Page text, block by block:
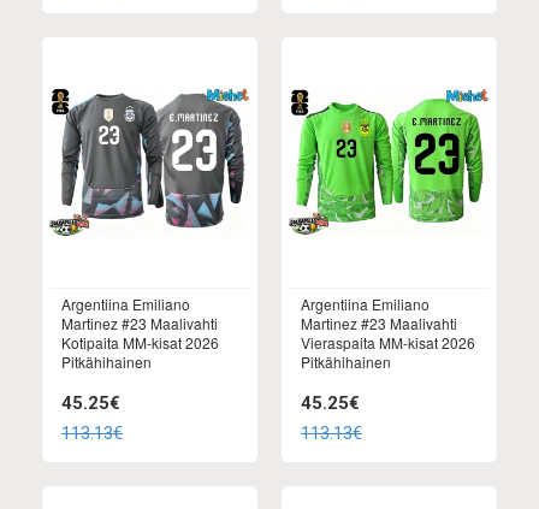
Argentiina Emiliano
Martinez #23 Maalivahti
Kotipaita MM-kisat 2026
Pitkähihainen
45.25€
113.13€
Argentiina Emiliano
Martinez #23 Maalivahti
Vieraspaita MM-kisat 2026
Pitkähihainen
45.25€
113.13€